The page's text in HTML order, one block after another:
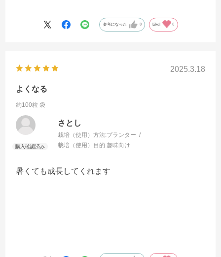
参考になった 0 Like! 0
2025.3.18
よくなる
約100粒 袋
さとし
栽培（使用）方法:プランター
栽培（使用）目的:趣味向け
暑くても成長してくれます